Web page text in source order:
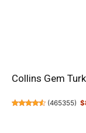
Collins Gem
(465355)